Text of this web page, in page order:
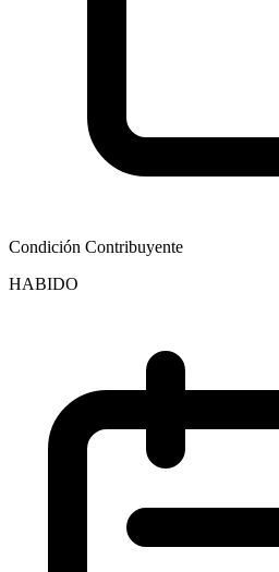
Condición Contribuyente
HABIDO